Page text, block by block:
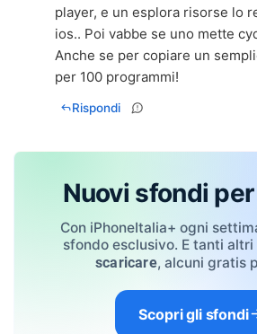
player, e un esplora risorse lo
ios.. Poi vabbe se uno mette
Anche se per copiare un
per 100 programmi!
Rispondi
Nuovi sfondi per
Con iPhoneItalia+ ogni
sfondo esclusivo. E tanti altri
scaricare, alcuni gratis
Scopri gli sfondi